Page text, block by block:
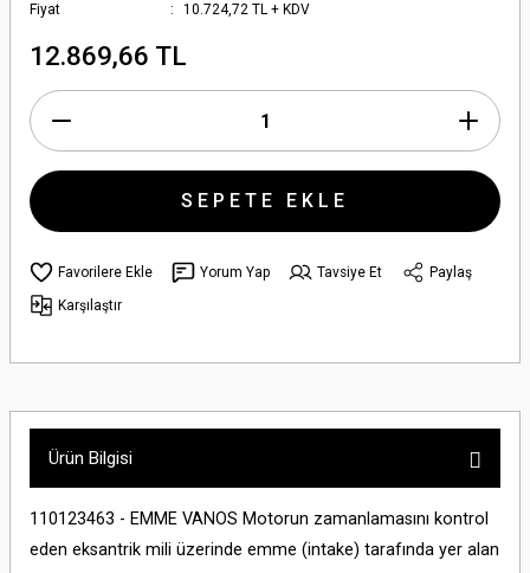
Fiyat
10.724,72 TL + KDV
12.869,66 TL
SEPETE EKLE
Yorum Yap Tavsiye Et
Paylaş
Karşılaştır
Ürün Bilgisi
110123463 - EMME VANOS Motorun zamanlamasını kontrol
eden eksantrik mili üzerinde emme (intake) tarafında yer alan